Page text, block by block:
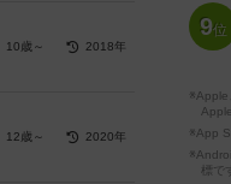
10歳～ 2018年
12歳～ 2020年
9位
※Apple
※App
標で